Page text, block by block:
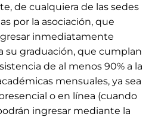
de cualquiera de las sedes
por la asociación, que
inmediatamente
su graduación, que cumplan
de al menos 90% a la
mensuales, ya sea
o en línea (cuando
ingresar mediante la